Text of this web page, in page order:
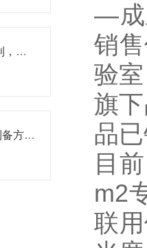
普西奥标准品： 灵活定制，满足特殊需求
微孔滤膜的基本结构、制备方法、性能特点以及应用领域
—成
销
验
旗
品
目
m2
联